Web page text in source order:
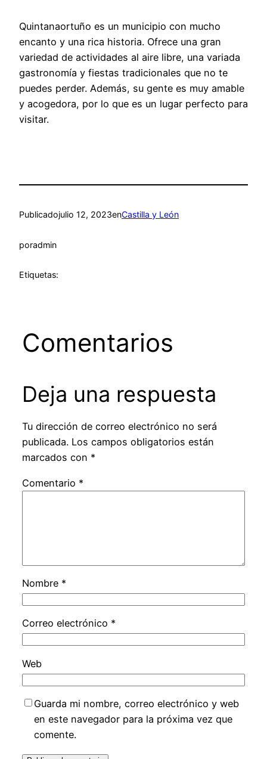
Quintanaortuño es un municipio con mucho
encanto y una rica historia. Ofrece una gran
variedad de actividades al aire libre, una variada
gastronomía y fiestas tradicionales que no te
puedes perder. Además, su gente es muy amable
y acogedora, por lo que es un lugar perfecto para
visitar.
Publicadojulio 12, 2023enCastilla y León
poradmin
Etiquetas:
Comentarios
Deja una respuesta
Tu dirección de correo electrónico no será
publicada. Los campos obligatorios están
marcados con *
Comentario *
Nombre *
Correo electrónico *
Web
Guarda mi nombre, correo electrónico y web
en este navegador para la próxima vez que
comente.